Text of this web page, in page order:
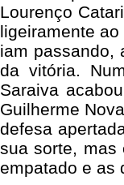
Lourenço
ligeiramente
iam passando,
da vitória.
Saraiva
Guilherme
defesa
sua sorte, mas
empatado e as